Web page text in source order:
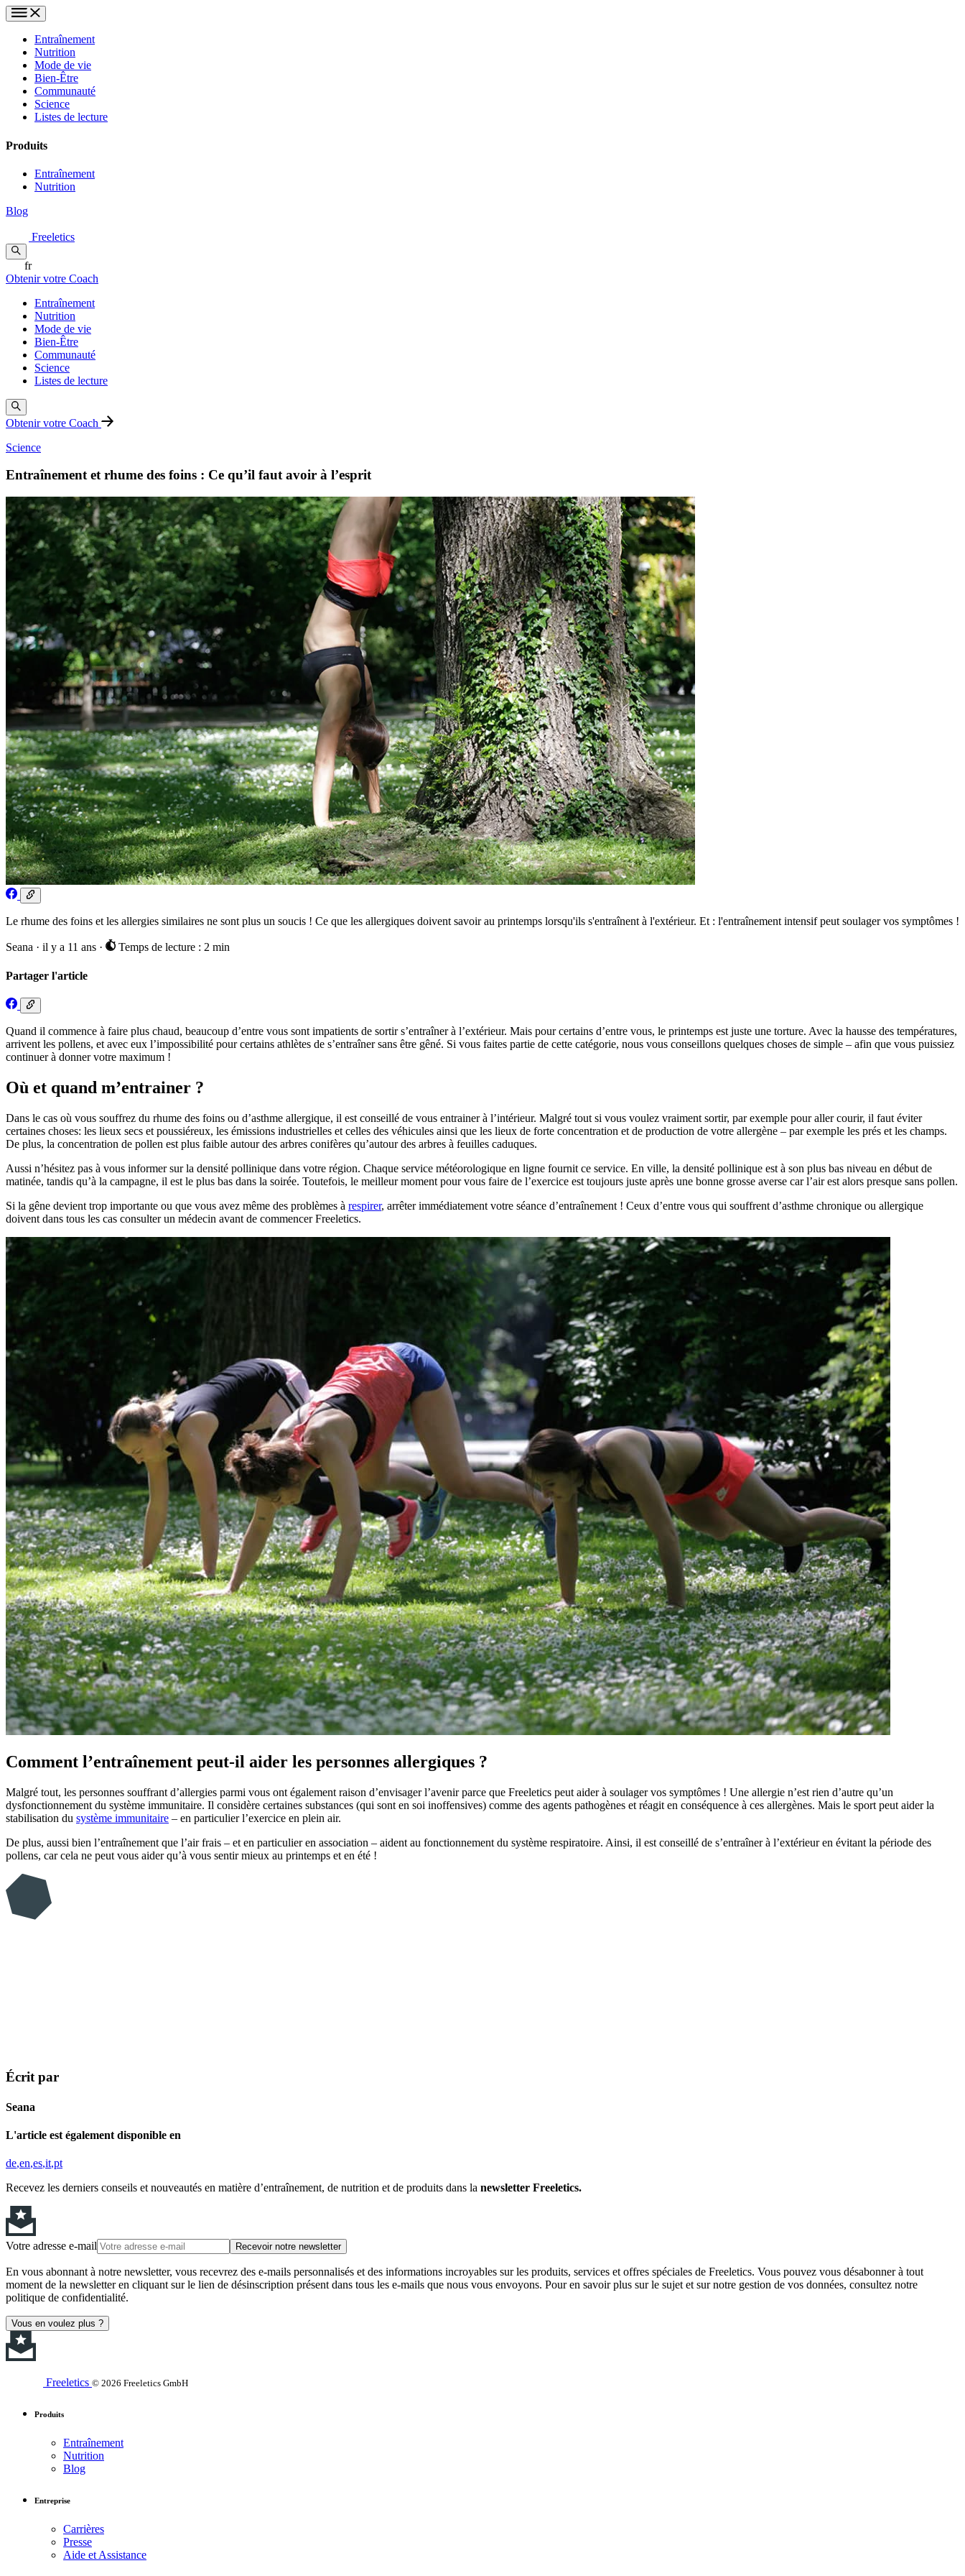
Entraînement
Nutrition
Mode de vie
Bien-Être
Communauté
Science
Listes de lecture
Produits
Entraînement
Nutrition
Blog
Freeletics
fr
Obtenir votre Coach
Entraînement
Nutrition
Mode de vie
Bien-Être
Communauté
Science
Listes de lecture
Obtenir votre Coach
Science
Entraînement et rhume des foins : Ce qu’il faut avoir à l’esprit
Le rhume des foins et les allergies similaires ne sont plus un soucis ! Ce que les allergiques doivent savoir au printemps lorsqu'ils s'entraînent à l'extérieur. Et : l'entraînement intensif peut soulager vos symptômes !
Seana · il y a 11 ans · Temps de lecture : 2 min
Partager l'article
Quand il commence à faire plus chaud, beaucoup d’entre vous sont impatients de sortir s’entraîner à l’extérieur. Mais pour certains d’entre vous, le printemps est juste une torture. Avec la hausse des températures,
arrivent les pollens, et avec eux l’impossibilité pour certains athlètes de s’entraîner sans être gêné. Si vous faites partie de cette catégorie, nous vous conseillons quelques choses de simple – afin que vous puissiez
continuer à donner votre maximum !
Où et quand m’entrainer ?
Dans le cas où vous souffrez du rhume des foins ou d’asthme allergique, il est conseillé de vous entrainer à l’intérieur. Malgré tout si vous voulez vraiment sortir, par exemple pour aller courir, il faut éviter
certaines choses: les lieux secs et poussiéreux, les émissions industrielles et celles des véhicules ainsi que les lieux de forte concentration et de production de votre allergène – par exemple les prés et les champs.
De plus, la concentration de pollen est plus faible autour des arbres conifères qu’autour des arbres à feuilles caduques.
Aussi n’hésitez pas à vous informer sur la densité pollinique dans votre région. Chaque service météorologique en ligne fournit ce service. En ville, la densité pollinique est à son plus bas niveau en début de
matinée, tandis qu’à la campagne, il est le plus bas dans la soirée. Toutefois, le meilleur moment pour vous faire de l’exercice est toujours juste après une bonne grosse averse car l’air est alors presque sans pollen.
Si la gêne devient trop importante ou que vous avez même des problèmes à respirer, arrêter immédiatement votre séance d’entraînement ! Ceux d’entre vous qui souffrent d’asthme chronique ou allergique
doivent dans tous les cas consulter un médecin avant de commencer Freeletics.
Comment l’entraînement peut-il aider les personnes allergiques ?
Malgré tout, les personnes souffrant d’allergies parmi vous ont également raison d’envisager l’avenir parce que Freeletics peut aider à soulager vos symptômes ! Une allergie n’est rien d’autre qu’un
dysfonctionnement du système immunitaire. Il considère certaines substances (qui sont en soi inoffensives) comme des agents pathogènes et réagit en conséquence à ces allergènes. Mais le sport peut aider la
stabilisation du système immunitaire – en particulier l’exercice en plein air.
De plus, aussi bien l’entraînement que l’air frais – et en particulier en association – aident au fonctionnement du système respiratoire. Ainsi, il est conseillé de s’entraîner à l’extérieur en évitant la période des
pollens, car cela ne peut vous aider qu’à vous sentir mieux au printemps et en été !
Écrit par
Seana
L'article est également disponible en
de en es it pt
Recevez les derniers conseils et nouveautés en matière d’entraînement, de nutrition et de produits dans la newsletter Freeletics.
Votre adresse e-mail Recevoir notre newsletter
En vous abonnant à notre newsletter, vous recevrez des e-mails personnalisés et des informations incroyables sur les produits, services et offres spéciales de Freeletics. Vous pouvez vous désabonner à tout
moment de la newsletter en cliquant sur le lien de désinscription présent dans tous les e-mails que nous vous envoyons. Pour en savoir plus sur le sujet et sur notre gestion de vos données, consultez notre
politique de confidentialité.
Vous en voulez plus ?
Freeletics © 2026 Freeletics GmbH
Produits
Entraînement
Nutrition
Blog
Entreprise
Carrières
Presse
Aide et Assistance